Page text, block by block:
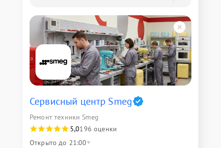
Сервисный центр Smeg
Ремонт техники Smeg
5,0196 оценки
Открыто до 21:00